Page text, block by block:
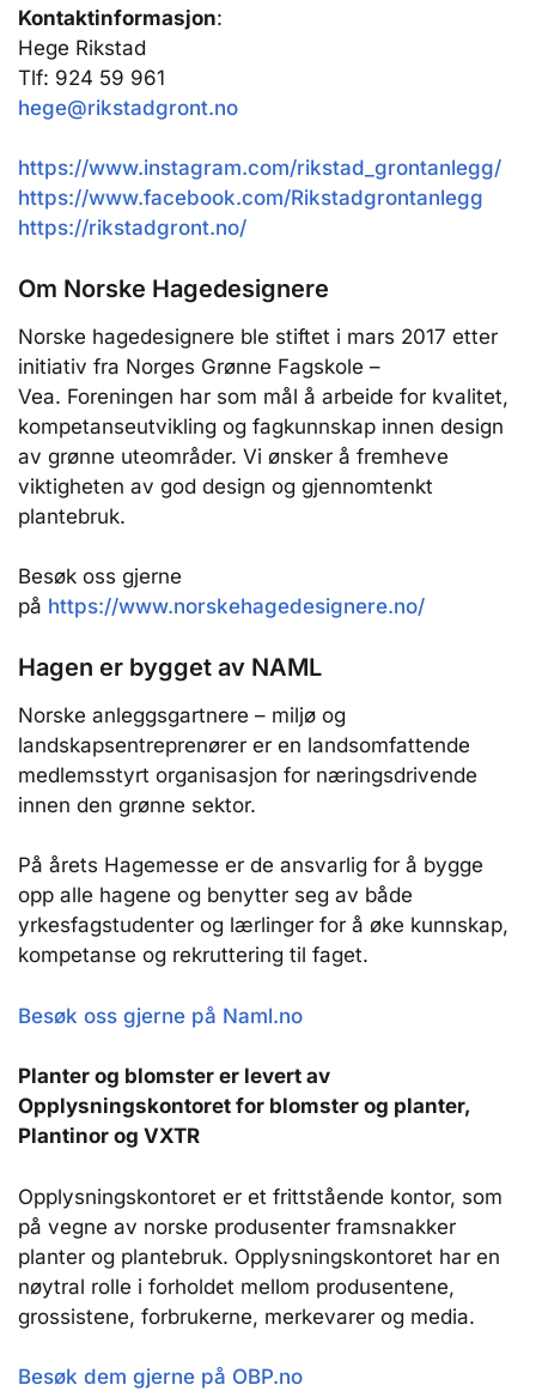
Kontaktinformasjon:
Hege Rikstad
Tlf: 924 59 961
hege@rikstadgront.no
https://www.instagram.com/rikstad_grontanlegg/
https://www.facebook.com/Rikstadgrontanlegg
https://rikstadgront.no/
Om Norske Hagedesignere
Norske hagedesignere ble stiftet i mars 2017 etter
initiativ fra Norges Grønne Fagskole –
Vea. Foreningen har som mål å arbeide for kvalitet,
kompetanseutvikling og fagkunnskap innen design
av grønne uteområder. Vi ønsker å fremheve
viktigheten av god design og gjennomtenkt
plantebruk.
Besøk oss gjerne
på https://www.norskehagedesignere.no/
Hagen er bygget av NAML
Norske anleggsgartnere – miljø og
landskapsentreprenører er en landsomfattende
medlemsstyrt organisasjon for næringsdrivende
innen den grønne sektor.
På årets Hagemesse er de ansvarlig for å bygge
opp alle hagene og benytter seg av både
yrkesfagstudenter og lærlinger for å øke kunnskap,
kompetanse og rekruttering til faget.
Besøk oss gjerne på Naml.no
Planter og blomster er levert av
Opplysningskontoret for blomster og planter,
Plantinor og VXTR
Opplysningskontoret er et frittstående kontor, som
på vegne av norske produsenter framsnakker
planter og plantebruk. Opplysningskontoret har en
nøytral rolle i forholdet mellom produsentene,
grossistene, forbrukerne, merkevarer og media.
Besøk dem gjerne på OBP.no